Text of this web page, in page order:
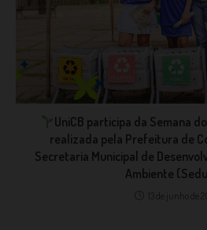
⁣UniCB participa da Semana
realizada pela Prefeitura de
Secretaria Municipal de
Ambiente
13 de junho de